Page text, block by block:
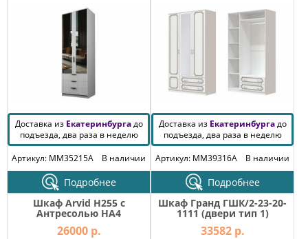
Доставка из Екатеринбургадо
подъезда, два раза в неделю
Артикул: MM35215A
В наличии
Подробнее
Доставка из Екатеринбургадо
подъезда, два раза в неделю
Артикул: MM39316A
В наличии
Подробнее
Шкаф Arvid H255 с
Антресолью HA4
26000 р.
Шкаф Гранд ГШК/2-23-20-
1111 (двери тип 1)
33582 р.